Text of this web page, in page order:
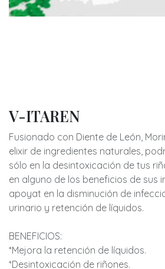
V-ITAREN
Fusionado con Diente de León,
elixir de ingredientes naturales,
sólo en la desintoxicación de tus
en alguno de los beneficios de sus
apoyat en la disminución de
urinario y retención de líquidos.
BENEFICIOS:
*Mejora la retención de líquidos.
*Desintoxicación de riñones.